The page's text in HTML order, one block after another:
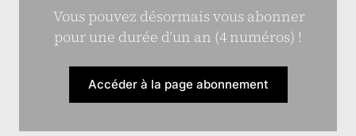
Vous pouvez désormais vous abonner
pour une durée d’un an (4 numéros) !
Accéder à la page abonnement